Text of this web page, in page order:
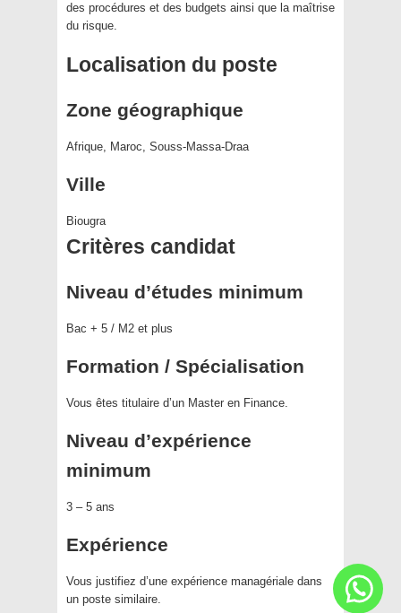
des procédures et des budgets ainsi que la maîtrise
du risque.
Localisation du poste
Zone géographique
Afrique, Maroc, Souss-Massa-Draa
Ville
Biougra
Critères candidat
Niveau d’études minimum
Bac + 5 / M2 et plus
Formation / Spécialisation
Vous êtes titulaire d’un Master en Finance.
Niveau d’expérience
minimum
3 – 5 ans
Expérience
Vous justifiez d’une expérience managériale dans
un poste similaire.